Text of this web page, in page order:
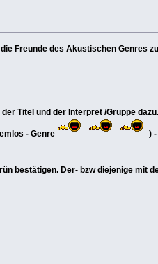
Freunde des Akustischen Genres
Titel und der Interpret /Gruppe dazu.
- Genre )
bestätigen. Der- bzw diejenige mit